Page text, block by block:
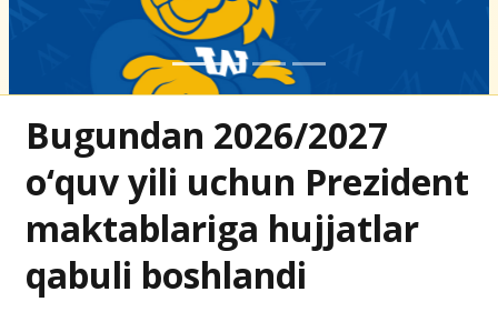
Bugundan 2026/2027
o‘quv yili uchun Prezident
maktablariga hujjatlar
qabuli boshlandi